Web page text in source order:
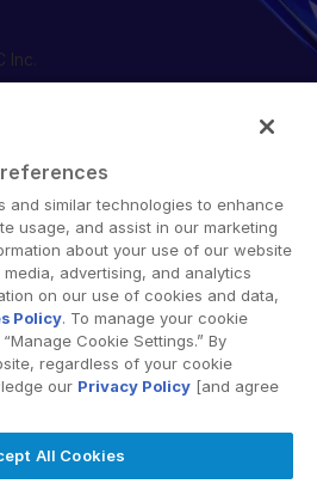
Inc.
and similar technologies to enhance
usage, and assist in our marketing
about your use of our website
advertising, and analytics
on our use of cookies and data,
Policy. To manage your cookie
Cookie Settings.” By
regardless of your cookie
our Privacy Policy [and agree
All Cookies